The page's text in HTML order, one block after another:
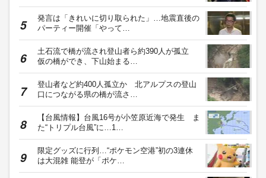
発言は「きれいに切り取られた」…地震直後の
パーティー開催「やって…
土石流で橋が流され登山者ら約390人が孤立
仮の橋ができ、下山始まる…
登山者など約400人孤立か 北アルプスの登山
口につながる県の橋が流さ…
【台風情報】台風16号が小笠原近海で発生 ま
た“トリプル台風”に…1…
限定グッズに行列…“ポケモン空港”初の3連休
は大混雑 能登が「ポケ…